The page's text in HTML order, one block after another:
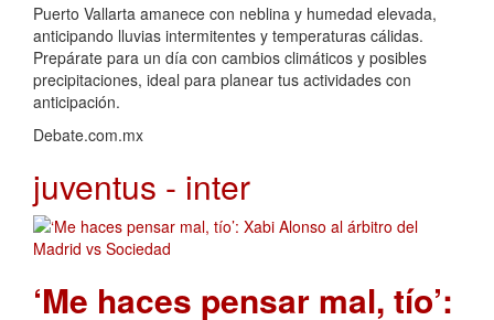
Puerto Vallarta amanece con neblina y humedad elevada,
anticipando lluvias intermitentes y temperaturas cálidas.
Prepárate para un día con cambios climáticos y posibles
precipitaciones, ideal para planear tus actividades con
anticipación.
Debate.com.mx
juventus - inter
‘Me haces pensar mal, tío’: